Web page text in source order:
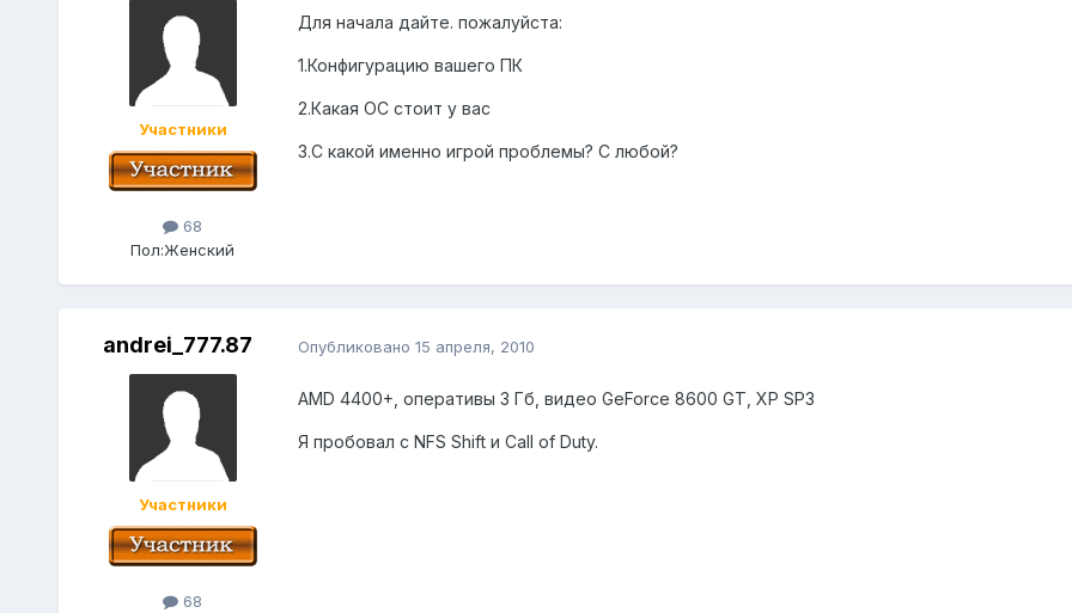
Участники
68
Пол:Женский
Для начала дайте. пожалуйста:
1.Конфигурацию вашего ПК
2.Какая ОС стоит у вас
3.С какой именно игрой проблемы? С любой?
andrei_777.87
Участники
68
Опубликовано 15 апреля, 2010
AMD 4400+, оперативы 3 Гб, видео GeForce 8600 GT, XP SP3
Я пробовал с NFS Shift и Call of Duty.